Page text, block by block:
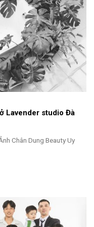
Lavender studio Đà
Chân Dung Beauty Uy